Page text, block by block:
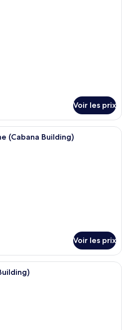
Voir les prix
Une chambre d’hôtel avec un lit,
(Cabana Building)
Voir les prix
Une chambre d’hôtel avec un